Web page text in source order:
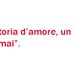
d’amore, un